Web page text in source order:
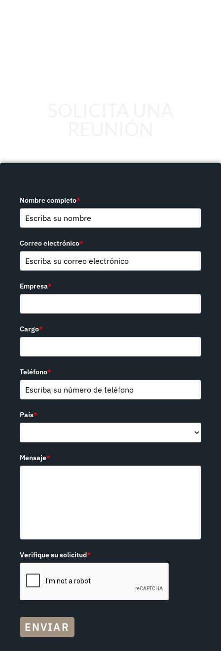
Nombre completo*
Correo electrónico*
Empresa*
Cargo*
Teléfono*
País*
Mensaje*
Verifique su solicitud*
ENVIAR